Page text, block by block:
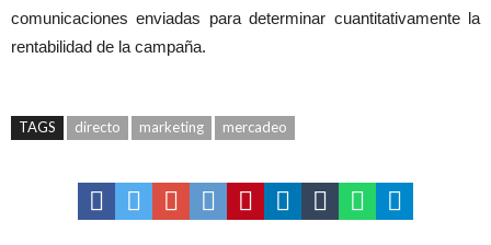
comunicaciones enviadas para determinar cuantitativamente la
rentabilidad de la campaña.
TAGS directo marketing mercadeo